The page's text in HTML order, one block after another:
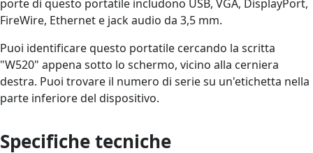
porte di questo portatile includono USB, VGA, DisplayPort,
FireWire, Ethernet e jack audio da 3,5 mm.
Puoi identificare questo portatile cercando la scritta
"W520" appena sotto lo schermo, vicino alla cerniera
destra. Puoi trovare il numero di serie su un'etichetta nella
parte inferiore del dispositivo.
Specifiche tecniche